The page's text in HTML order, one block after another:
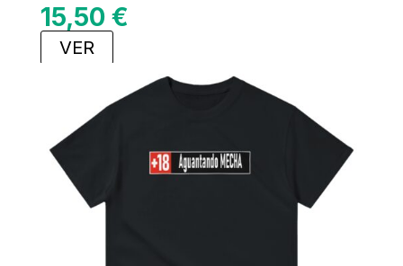
15,50 €
VER